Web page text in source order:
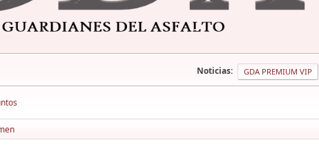
Noticias: GDA PREMIUM VIP